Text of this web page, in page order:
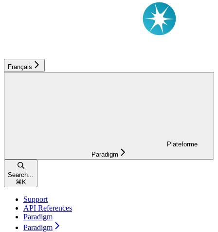
Français
Plateforme
Paradigm
Search...
⌘ K
Support
API References
Paradigm
Paradigm